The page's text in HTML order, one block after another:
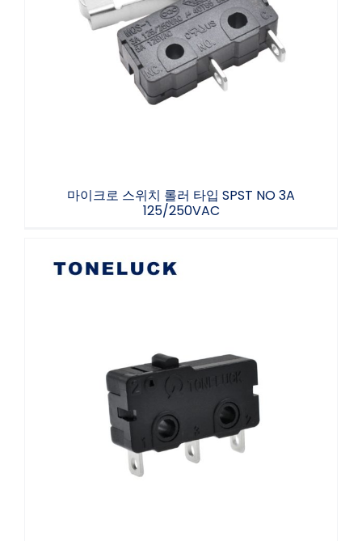
마이크로 스위치 롤러 타입 SPST NO 3A
125/250VAC
마이크로 스위치 롤러 타입 SPST NO 3A
125/250VAC
5 암페어 마이크로 스위치 3단자 40T85 UL
94V-0